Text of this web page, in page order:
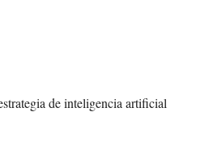
de inteligencia artificial